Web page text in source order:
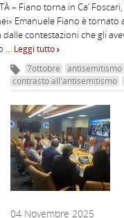
– Fiano torna in Ca’
Emanuele Fiano è tornato
dalle contestazioni che gli
… Leggi tutto
7ottobre antisemitismo
contrasto all'antisemitismo
04 Novembre 2025